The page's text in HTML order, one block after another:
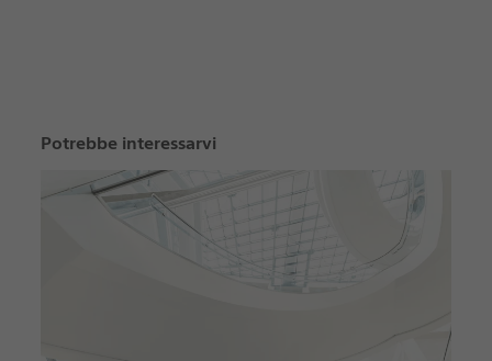
Potrebbe interessarvi